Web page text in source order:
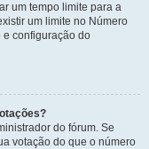
um tempo limite para a
um limite no Número
e configuração do
do fórum. Se
votação do que o número